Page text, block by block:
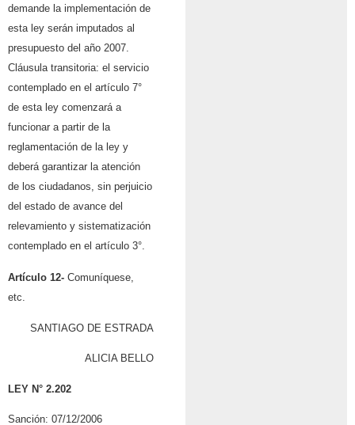
demande la implementación de
esta ley serán imputados al
presupuesto del año 2007.
Cláusula transitoria: el servicio
contemplado en el artículo 7°
de esta ley comenzará a
funcionar a partir de la
reglamentación de la ley y
deberá garantizar la atención
de los ciudadanos, sin perjuicio
del estado de avance del
relevamiento y sistematización
contemplado en el artículo 3°.
Artículo 12- Comuníquese,
etc.
SANTIAGO DE ESTRADA
ALICIA BELLO
LEY N° 2.202
Sanción: 07/12/2006